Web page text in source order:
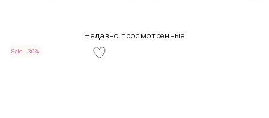
Недавно просмотренные
Sale -30%